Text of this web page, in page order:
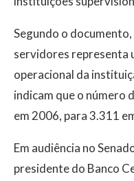
Segundo o
servidores representa
operacional da
indicam que o número
em 2006, para 3.311
Em audiência no
presidente do Banco